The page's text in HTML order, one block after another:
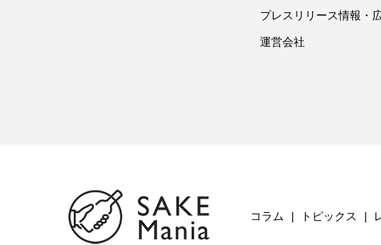
プレスリリース情報・
運営会社
コラム トピックス